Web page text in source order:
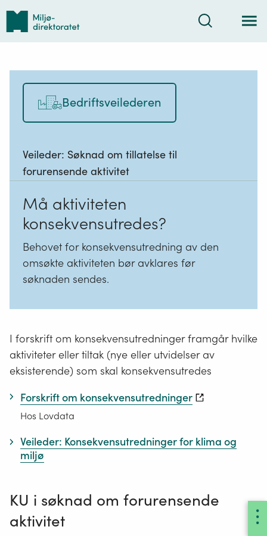
Tilbake
forsiden
Søk
Bedriftsveilederen
Veileder: Søknad om tillatelse til
forurensende aktivitet
Må aktiviteten
konsekvensutredes?
Behovet for konsekvensutredning av den
omsøkte aktiviteten bør avklares før
søknaden sendes.
I forskrift om konsekvensutredninger framgår hvilke
aktiviteter eller tiltak (nye eller utvidelser av
eksisterende) som skal konsekvensutredes
Forskrift om konsekvensutredninger
Hos Lovdata
Veileder: Konsekvensutredninger for klima og
miljø
KU i søknad om forurensende
aktivitet